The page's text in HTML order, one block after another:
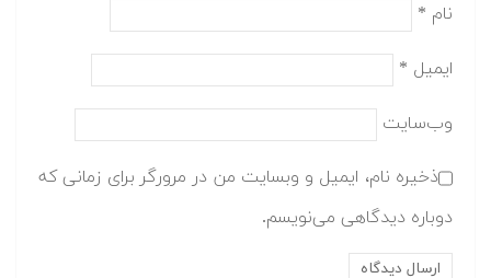
نام *
ایمیل *
وب‌سایت
ذخیره نام، ایمیل و وبسایت من در مرورگر برای زمانی که
دوباره دیدگاهی می‌نویسم.